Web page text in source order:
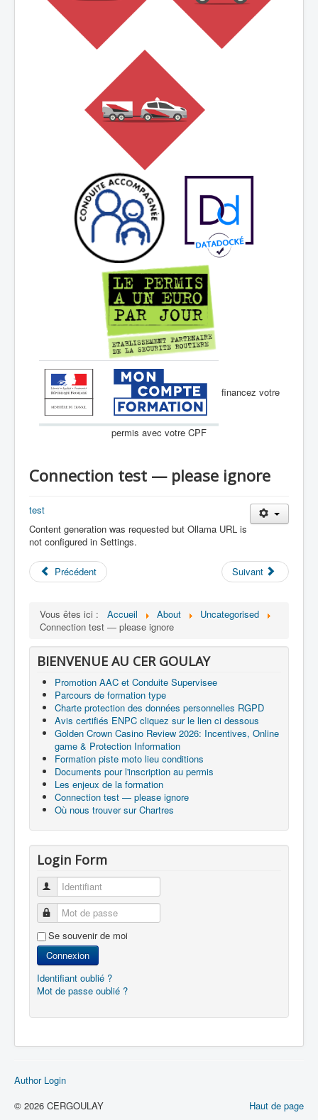
financez votre
permis avec votre CPF
Connection test — please ignore
test
Content generation was requested but Ollama URL is
not configured in Settings.
Précédent Suivant
Vous êtes ici : Accueil About
Uncategorised
Connection test — please ignore
BIENVENUE AU CER GOULAY
Promotion AAC et Conduite Supervisee
Parcours de formation type
Charte protection des données personnelles RGPD
Avis certifiés ENPC cliquez sur le lien ci dessous
Golden Crown Casino Review 2026: Incentives, Online
game & Protection Information
Formation piste moto lieu conditions
Documents pour l'inscription au permis
Les enjeux de la formation
Connection test — please ignore
Où nous trouver sur Chartres
Login Form
Identifiant
Mot de passe
Se souvenir de moi
Connexion
Identifiant oublié ?
Mot de passe oublié ?
Author Login
Haut de page
© 2026 CERGOULAY